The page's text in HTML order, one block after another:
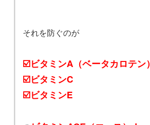
それを防ぐのが
☑️ビタミンA（ベータカロテン）
☑️ビタミンC
☑️ビタミンE